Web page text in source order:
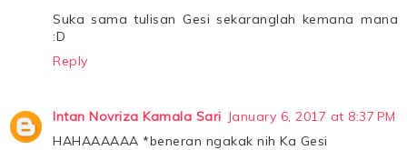
Suka sama tulisan Gesi sekaranglah kemana mana
:D
Reply
Intan Novriza Kamala Sari January 6, 2017 at 8:37 PM
HAHAAAAAA *beneran ngakak nih Ka Gesi